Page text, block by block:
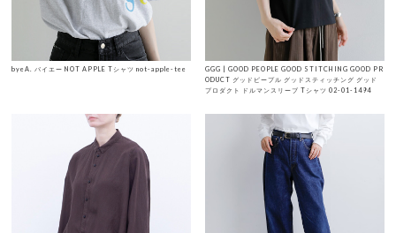
byeA. バイエー NOT APPLE Tシャツ not-apple-tee
GGG | GOOD PEOPLE GOOD STITCHING GOOD PR
ODUCT グッドピープル グッドスティッチング グッド
プロダクト ドルマンスリーブ Tシャツ 02-01-1494